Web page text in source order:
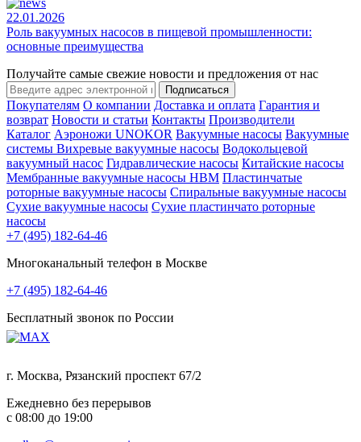
22.01.2026
Роль вакуумных насосов в пищевой промышленности:
основные преимущества
Получайте самые свежие новости и предложения от нас
Подписаться
Покупателям О компании Доставка и оплата Гарантия и
возврат Новости и статьи Контакты Производители
Каталог Аэроножи UNOKOR Вакуумные насосы Вакуумные
системы Вихревые вакуумные насосы Водокольцевой
вакуумный насос Гидравлические насосы Китайские насосы
Мембранные вакуумные насосы НВМ Пластинчатые
роторные вакуумные насосы Спиральные вакуумные насосы
Сухие вакуумные насосы Сухие пластинчато роторные
насосы
+7 (495) 182-64-46
Многоканальный телефон в Москве
+7 (495) 182-64-46
Бесплатный звонок по России
г. Москва, Рязанский проспект 67/2
Ежедневно без перерывов
с 08:00 до 19:00